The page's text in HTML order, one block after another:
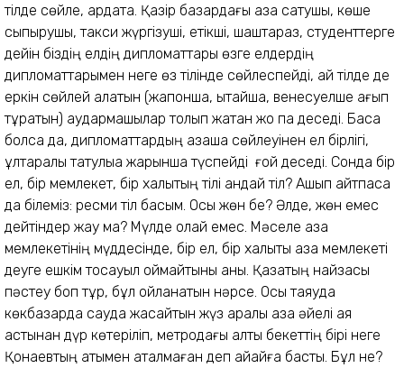
тілде сөйле, ардақта. Қазір базардағы қазақ сатушы, көше
сыпырушы, такси жүргізуші, етікші, шаштараз, студенттерге
дейін біздің елдің дипломаттары өзге елдердің
дипломаттарымен неге өз тілінде сөйлеспейді, қай тілде де
еркін сөйлей алатын (жапонша, қытайша, венесуелше ағып
тұратын) аудармашылар толып жатқан жоқ па деседі. Басқа
болса да, дипломаттардың қазақша сөйлеуінен ел бірлігі,
ұлтаралық татулыққа жарқыншақ түспейді ғой деседі. Сонда бір
ел, бір мемлекет, бір халықтың тілі қандай тіл? Ашып айтпаса
да білеміз: ресми тіл басым. Осы жөн бе? Әлде, жөн емес
дейтіндер жау ма? Мүлде олай емес. Мәселе қазақ
мемлекетінің мүддесінде, бір ел, бір халықты қазақ мемлекеті
деуге ешкім тосқауыл қоймайтыны анық. Қазақтың найзасы
пәстеу боп тұр, бұл ойланатын нәрсе. Осы таяуда
көкбазарда сауда жасайтын жүз қаралы қазақ әйелі аяқ
астынан дүр көтеріліп, метродағы алты бекеттің бірі неге
Қонаевтың атымен аталмаған деп айқайға басты. Бұл не?